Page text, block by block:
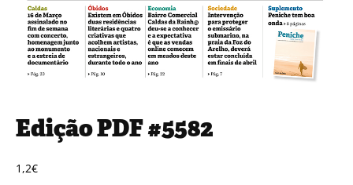
Edição PDF #5582
1,2€